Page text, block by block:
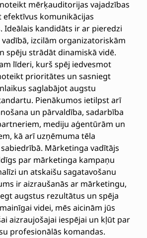
mērķauditorijas vajadzības
efektīvus komunikācijas
Ideālais kandidāts ir ar pieredzi
izcilām organizatoriskām
spēju strādāt dinamiskā vidē.
līderi, kurš spēj iedvesmot
prioritātes un sasniegt
saglabājot augstu
Pienākumos ietilpst arī
un pārvaldība, sadarbība
mediju aģentūrām un
kā arī uzņēmuma tēla
Mārketinga vadītājs
par mārketinga kampaņu
un atskaišu sagatavošanu
ir aizraušanās ar mārketingu,
augstus rezultātus un spēja
videi, mēs aicinām jūs
aizraujošajai iespējai un kļūt par
profesionālās komandas.